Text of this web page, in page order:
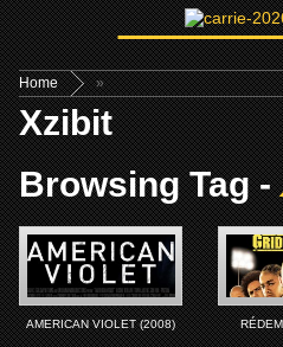
Home »
Xzibit
Browsing Tag -
AMERICAN VIOLET (2008)